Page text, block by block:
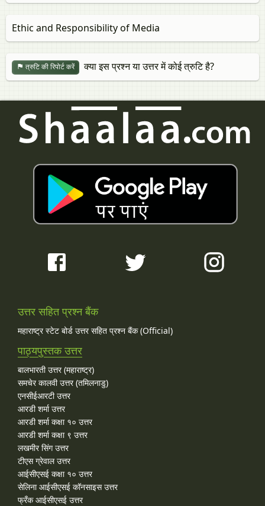
Ethic and Responsibility of Media
त्रुटि की रिपोर्ट करें क्या इस प्रश्न या उत्तर में कोई त्रुटि है?
उत्तर सहित प्रश्न बैंक
महाराष्ट्र स्टेट बोर्ड उत्तर सहित प्रश्न बैंक (Official)
पाठ्यपुस्तक उत्तर
बालभारती उत्तर (महाराष्ट्र)
समचेर कालवी उत्तर (तमिलनाडु)
एनसीईआरटी उत्तर
आरडी शर्मा उत्तर
आरडी शर्मा कक्षा १० उत्तर
आरडी शर्मा कक्षा ९ उत्तर
लखमीर सिंग उत्तर
टीएस ग्रेवाल उत्तर
आईसीएसई कक्षा १० उत्तर
सेलिना आईसीएसई कॉनसाइस उत्तर
फ्रँक आईसीएसई उत्तर